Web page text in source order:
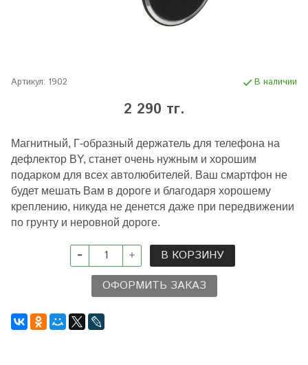
Артикул: 1902 В наличии
2 290 тг.
Магнитный, Г-образный держатель для телефона на
дефлектор BY, станет очень нужным и хорошим
подарком для всех автолюбителей. Ваш смартфон не
будет мешать Вам в дороге и благодаря хорошему
креплению, никуда не денется даже при передвижении
по грунту и неровной дороге.
В КОРЗИНУ
ОФОРМИТЬ ЗАКАЗ